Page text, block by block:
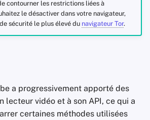
contourner les restrictions liées à
le désactiver dans votre navigateur,
sécurité le plus élevé du navigateur Tor.
a progressivement apporté des
lecteur vidéo et à son API, ce qui a
certaines méthodes utilisées